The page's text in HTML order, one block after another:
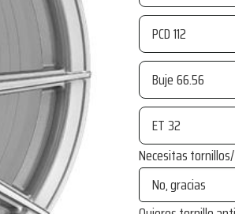
PCD
Buje
ET
Necesitas